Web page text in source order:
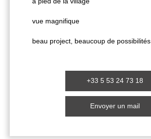
vue magnifique
beau project, beaucoup de possibilités
+33 5 53 24 73 18
Envoyer un mail